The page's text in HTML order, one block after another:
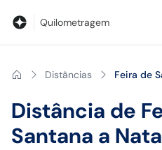
Quilometragem
Distâncias Feira de
Distância de
Santana a